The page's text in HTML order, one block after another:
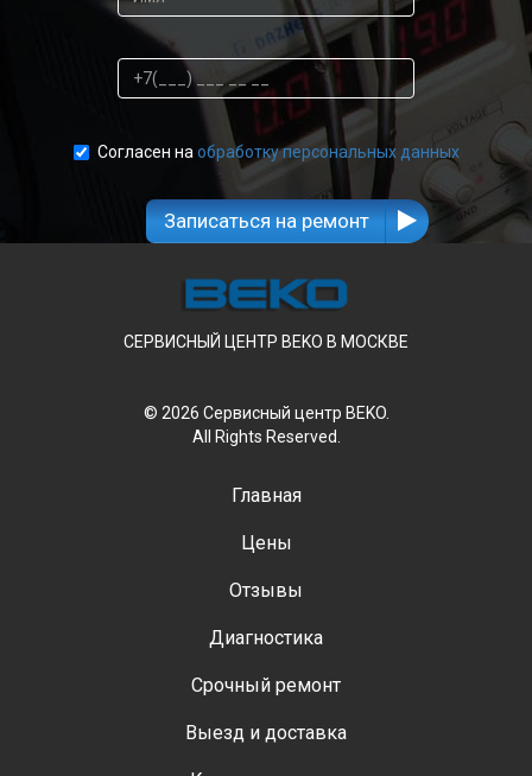
Согласен наобработку персональных данных
Записаться на ремонт
СЕРВИСНЫЙ ЦЕНТР BEKO В МОСКВЕ
© 2026 Сервисный центр BEKO.
All Rights Reserved.
Главная
Цены
Отзывы
Диагностика
Срочный ремонт
Выезд и доставка